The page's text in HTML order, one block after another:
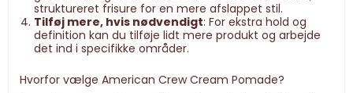
struktureret frisure for en mere afslappet stil.
Tilføj mere, hvis nødvendigt: For ekstra hold og
definition kan du tilføje lidt mere produkt og arbejde
det ind i specifikke områder.
Hvorfor vælge American Crew Cream Pomade?